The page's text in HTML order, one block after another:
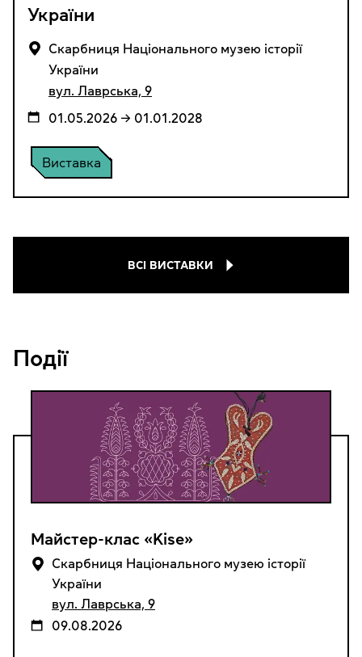
Виставка
України
Cкарбниця Національного музею історії
України
вул. Лаврська, 9
01.05.2026 → 01.01.2028
ВСІ ВИСТАВКИ
Події
Майстер-клас «Kise»
Cкарбниця Національного музею історії
України
вул. Лаврська, 9
09.08.2026